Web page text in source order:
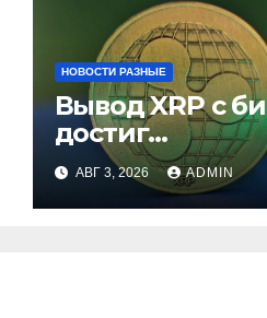
НОВОСТИ РАЗНЫЕ
Вывод XRP с
достиг
рекордного
максимума за 5
лет
АВГ 3, 2026 ADMIN